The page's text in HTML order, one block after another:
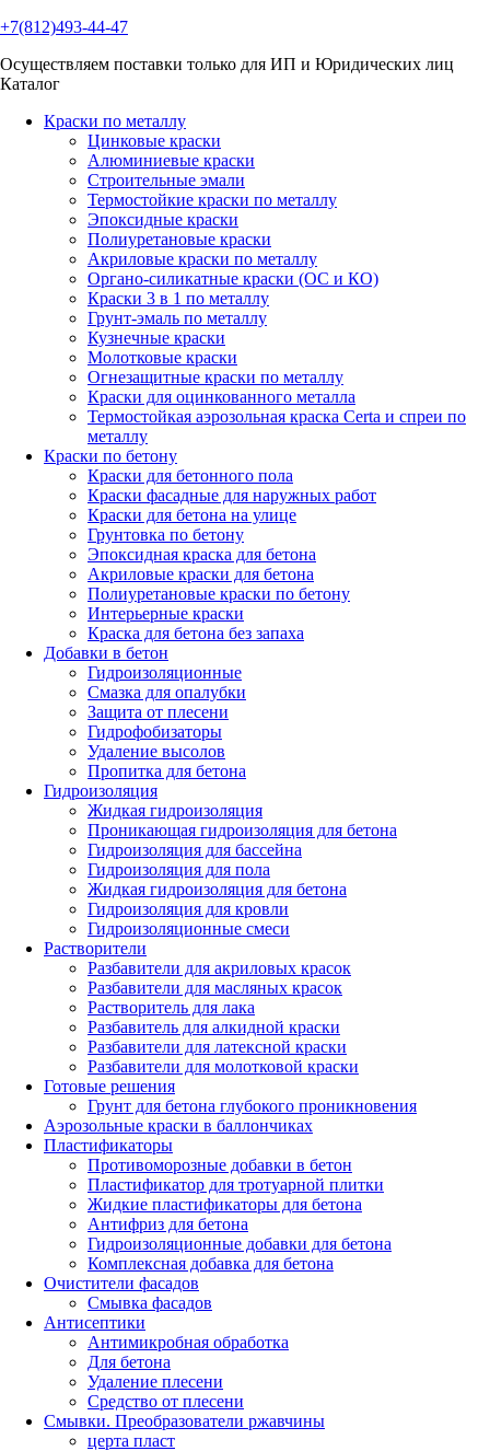
+7(812)493-44-47
Осуществляем поставки только для ИП и Юридических лиц
Каталог
Краски по металлу
Цинковые краски
Алюминиевые краски
Строительные эмали
Термостойкие краски по металлу
Эпоксидные краски
Полиуретановые краски
Акриловые краски по металлу
Органо-силикатные краски (ОС и КО)
Краски 3 в 1 по металлу
Грунт-эмаль по металлу
Кузнечные краски
Молотковые краски
Огнезащитные краски по металлу
Краски для оцинкованного металла
Термостойкая аэрозольная краска Certa и спреи по
металлу
Краски по бетону
Краски для бетонного пола
Краски фасадные для наружных работ
Краски для бетона на улице
Грунтовка по бетону
Эпоксидная краска для бетона
Акриловые краски для бетона
Полиуретановые краски по бетону
Интерьерные краски
Краска для бетона без запаха
Добавки в бетон
Гидроизоляционные
Смазка для опалубки
Защита от плесени
Гидрофобизаторы
Удаление высолов
Пропитка для бетона
Гидроизоляция
Жидкая гидроизоляция
Проникающая гидроизоляция для бетона
Гидроизоляция для бассейна
Гидроизоляция для пола
Жидкая гидроизоляция для бетона
Гидроизоляция для кровли
Гидроизоляционные смеси
Растворители
Разбавители для акриловых красок
Разбавители для масляных красок
Растворитель для лака
Разбавитель для алкидной краски
Разбавители для латексной краски
Разбавители для молотковой краски
Готовые решения
Грунт для бетона глубокого проникновения
Аэрозольные краски в баллончиках
Пластификаторы
Противоморозные добавки в бетон
Пластификатор для тротуарной плитки
Жидкие пластификаторы для бетона
Антифриз для бетона
Гидроизоляционные добавки для бетона
Комплексная добавка для бетона
Очистители фасадов
Смывка фасадов
Антисептики
Антимикробная обработка
Для бетона
Удаление плесени
Средство от плесени
Смывки. Преобразователи ржавчины
церта пласт